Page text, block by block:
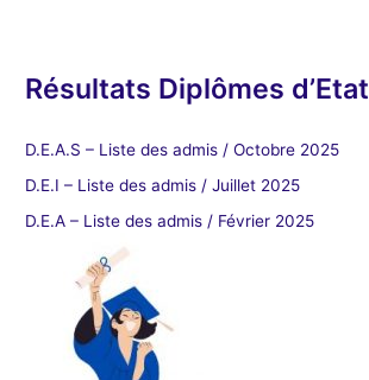
Résultats Diplômes d’Etat
D.E.A.S – Liste des admis / Octobre 2025
D.E.I – Liste des admis / Juillet 2025
D.E.A – Liste des admis / Février 2025